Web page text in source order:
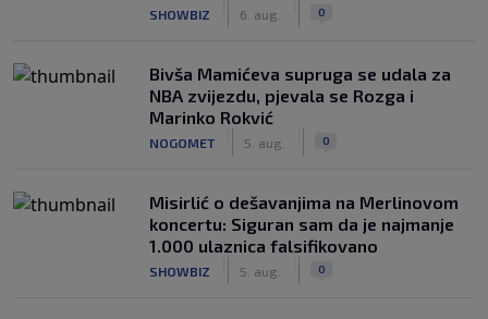
SHOWBIZ 6. aug. 0
Bivša Mamićeva supruga se udala za
NBA zvijezdu, pjevala se Rozga i
Marinko Rokvić
NOGOMET 5. aug. 0
Misirlić o dešavanjima na Merlinovom
koncertu: Siguran sam da je najmanje
1.000 ulaznica falsifikovano
SHOWBIZ 5. aug. 0